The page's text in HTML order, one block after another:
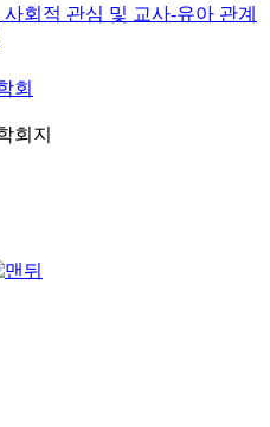
회적 관심 및 교사-유아 관계
회
회지